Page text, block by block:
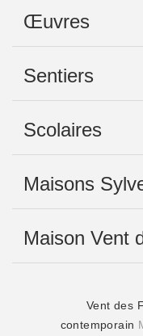
Œuvres
Sentiers
Scolaires
Maisons
Maison Vent
Vent des
contemporain